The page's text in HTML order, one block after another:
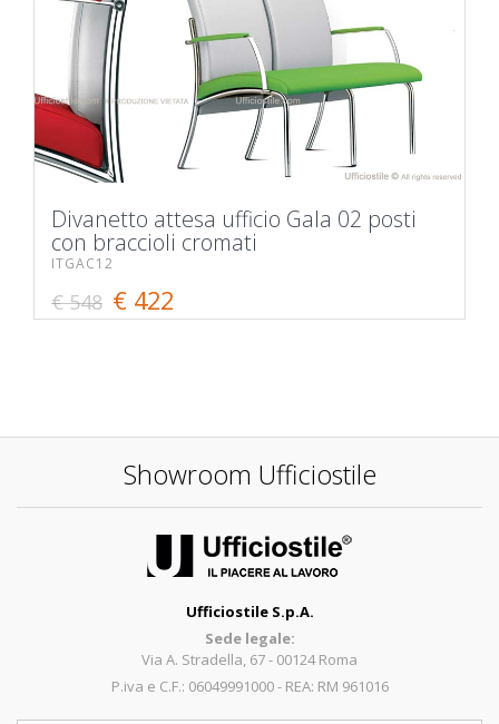
Divanetto attesa ufficio Gala 02 posti
con braccioli cromati
ITGAC12
€ 548 € 422
Showroom Ufficiostile
Ufficiostile S.p.A.
Sede legale:
Via A. Stradella, 67 - 00124 Roma
P.iva e C.F.: 06049991000 - REA: RM 961016